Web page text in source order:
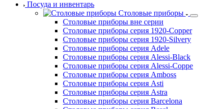
Столовые приборы вне серии
Столовые приборы серия 1920-Copper
Столовые приборы серия 1920-Silvery
Столовые приборы серия Adele
Столовые приборы серия Alessi-Black
Столовые приборы серия Alessi-Coppe
Столовые приборы серия Amboss
Столовые приборы серия Asti
Столовые приборы серия Astra
Столовые приборы серия Barcelona
Столовые приборы серия Basel